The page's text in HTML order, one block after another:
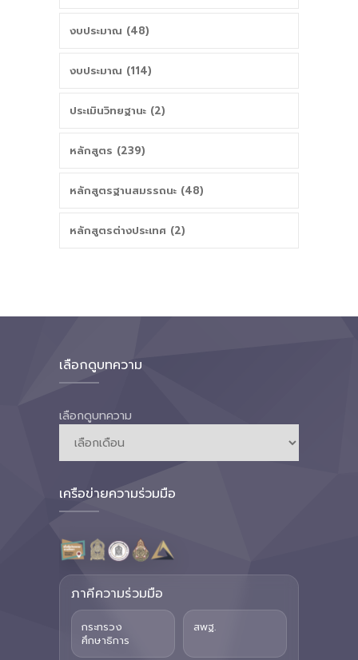
งบประมาณ (48)
งบประมาณ (114)
ประเมินวิทยฐานะ (2)
หลักสูตร (239)
หลักสูตรฐานสมรรถนะ (48)
หลักสูตรต่างประเทศ (2)
เลือกดูบทความ
เลือกดูบทความ
เครือข่ายความร่วมมือ
ภาคีความร่วมมือ
กระทรวง
ศึกษาธิการ
สพฐ.